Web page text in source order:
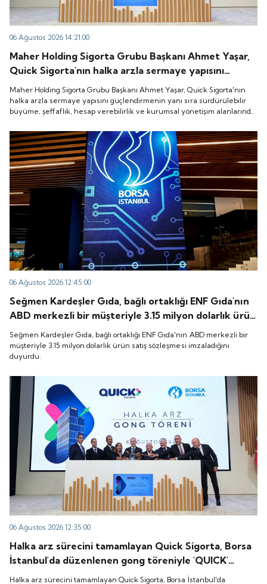
06 Ağustos 2026 14:21:00
Maher Holding Sigorta Grubu Başkanı Ahmet Yaşar,
Quick Sigorta'nın halka arzla sermaye yapısını
güçlendirmenin yanı sıra sürdürülebilir büyüme,
şeffaflık, hesap verebilirlik ve kurumsal yönetişim
alanlarında yeni bir döneme girdiğini belirtti.
Maher Holding Sigorta Grubu Başkanı Ahmet Yaşar, Quick Sigorta'nın
halka arzla sermaye yapısını güçlendirmenin yanı sıra sürdürülebilir
büyüme, şeffaflık, hesap verebilirlik ve kurumsal yönetişim alanlarında
06 Ağustos 2026 12:45:00
Seğmen Kardeşler Gıda, bağlı ortaklığı ENF Gıda'nın
ABD merkezli bir müşteriyle 3.15 milyon dolarlık ürün
satış sözleşmesi imzaladığını duyurdu.
Seğmen Kardeşler Gıda, bağlı ortaklığı ENF Gıda'nın ABD merkezli bir
müşteriyle 3.15 milyon dolarlık ürün satış sözleşmesi imzaladığını
duyurdu.
06 Ağustos 2026 12:35:00
Halka arz sürecini tamamlayan Quick Sigorta, Borsa
İstanbul'da düzenlenen gong töreniyle 'QUICK'
koduyla işlem görmeye başladı.
Halka arz sürecini tamamlayan Quick Sigorta, Borsa İstanbul'da